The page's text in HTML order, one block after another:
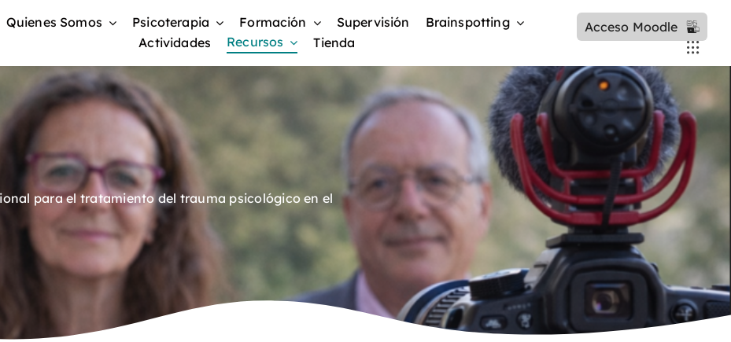
Quienes Somos Psicoterapia Formación Supervisión
Brainspotting
Actividades
Recursos Tienda
Acceso Moodle
para el tratamiento del trauma psicológico en el